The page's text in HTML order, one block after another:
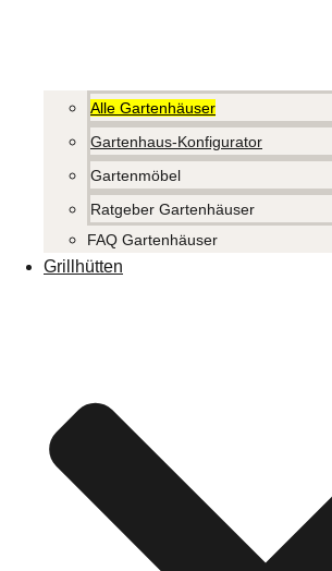
Alle Gartenhäuser
Gartenhaus-Konfigurator
Gartenmöbel
Ratgeber Gartenhäuser
FAQ Gartenhäuser
Grillhütten